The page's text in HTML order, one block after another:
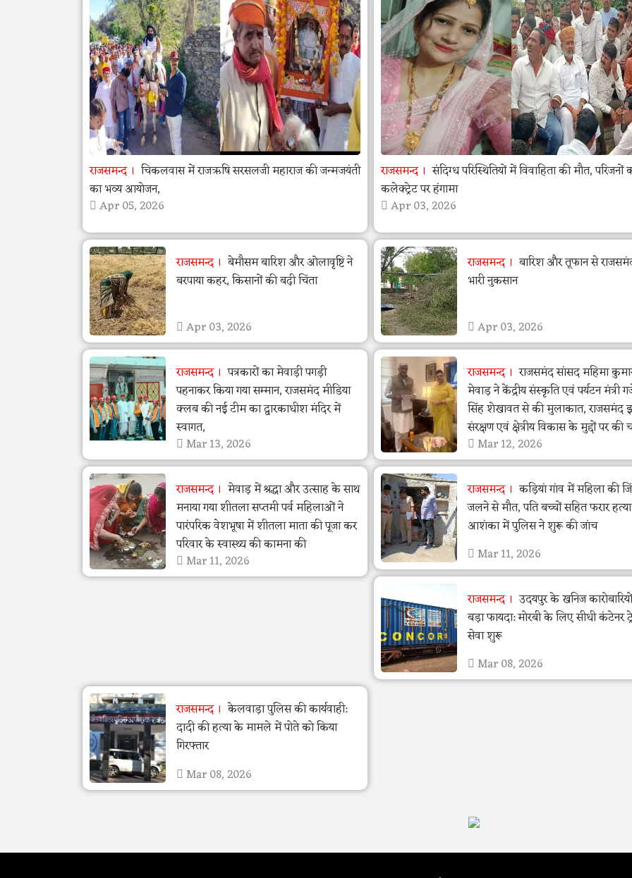
राजसमन्द
चिकलवास में राजऋषि सरसलजी महाराज की जन्मजयंती
का भव्य आयोजन,
Apr 05, 2026
राजसमन्द
संदिग्ध परिस्थितियों में विवाहिता की मौत, परिजनों
कलेक्ट्रेट पर हंगामा
Apr 03, 2026
राजसमन्द
बेमौसम बारिश और ओलावृष्टि ने
बरपाया कहर, किसानों की बढ़ी चिंता
Apr 03, 2026
राजसमन्द
बारिश और तूफान से
भारी नुकसान
Apr 03, 2026
राजसमन्द
पत्रकारों का मेवाड़ी पगड़ी
पहनाकर किया गया सम्मान, राजसमंद मीडिया
क्लब की नई टीम का द्वारकाधीश मंदिर में
स्वागत,
Mar 13, 2026
राजसमन्द
राजसमंद सांसद महिमा
मेवाड़ ने केंद्रीय संस्कृति एवं पर्यटन मंत्री
सिंह शेखावत से की मुलाकात, राजसमंद
संरक्षण एवं क्षेत्रीय विकास के मुद्दों पर की
Mar 12, 2026
राजसमन्द
मेवाड़ में श्रद्धा और उत्साह के साथ
मनाया गया शीतला सप्तमी पर्व महिलाओं ने
पारंपरिक वेशभूषा में शीतला माता की पूजा कर
परिवार के स्वास्थ्य की कामना की
Mar 11, 2026
राजसमन्द
कड़ियां गांव में महिला की
जलने से मौत, पति बच्चों सहित फरार
आशंका में पुलिस ने शुरू की जांच
Mar 11, 2026
राजसमन्द
उदयपुर के खनिज
बड़ा फायदा: मोरबी के लिए सीधी कंटेनर
सेवा शुरू
Mar 08, 2026
राजसमन्द
केलवाड़ा पुलिस की कार्यवाही:
दादी की हत्या के मामले में पोते को किया
गिरफ्तार
Mar 08, 2026